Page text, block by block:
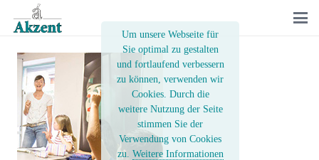
Um unsere Webseite für
Sie optimal zu gestalten
und fortlaufend verbessern
zu können, verwenden wir
Cookies. Durch die
weitere Nutzung der Seite
stimmen Sie der
Verwendung von Cookies
zu. Weitere Informationen